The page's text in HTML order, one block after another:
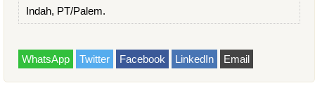
Indah, PT/Palem.
WhatsApp Twitter Facebook LinkedIn Email